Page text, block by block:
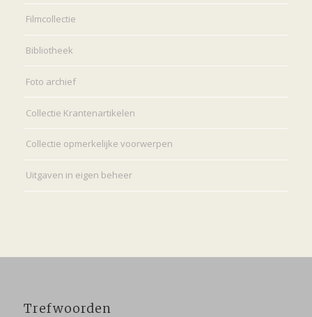
Filmcollectie
Bibliotheek
Foto archief
Collectie Krantenartikelen
Collectie opmerkelijke voorwerpen
Uitgaven in eigen beheer
Trefwoorden